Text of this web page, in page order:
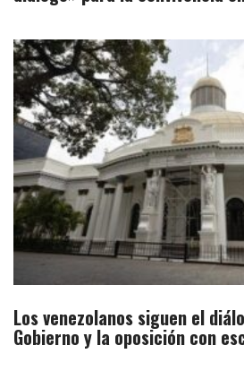
Los venezolanos siguen el
Gobierno y la oposición con